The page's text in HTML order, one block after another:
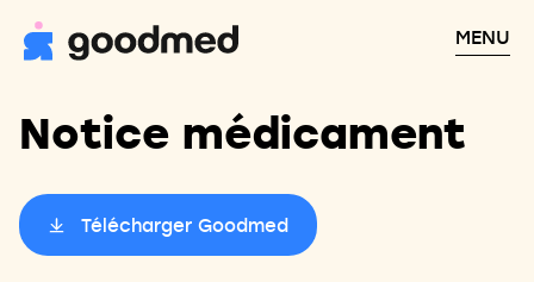
MENU
Notice médicament
Télécharger Goodmed